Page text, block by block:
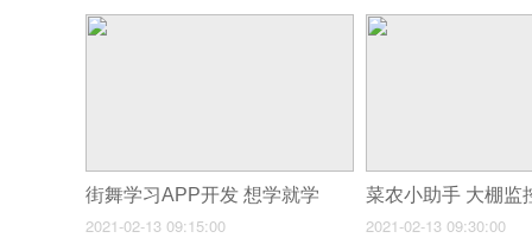
街舞学习APP开发 想学就学
2021-02-13 09:15:00
菜农小助手 大棚监
2021-02-13 09:30:00